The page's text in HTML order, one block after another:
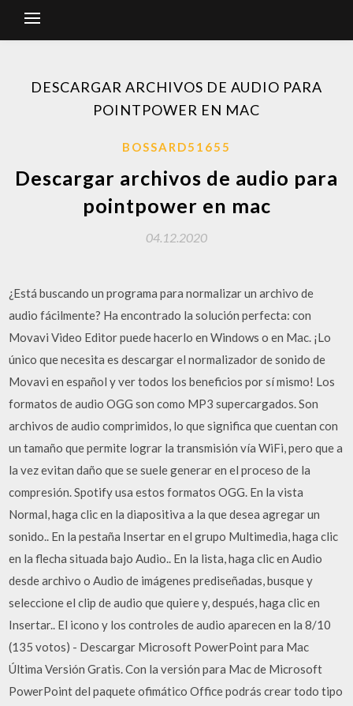
DESCARGAR ARCHIVOS DE AUDIO PARA
POINTPOWER EN MAC
BOSSARD51655
Descargar archivos de audio para
pointpower en mac
04.12.2020
¿Está buscando un programa para normalizar un archivo de
audio fácilmente? Ha encontrado la solución perfecta: con
Movavi Video Editor puede hacerlo en Windows o en Mac. ¡Lo
único que necesita es descargar el normalizador de sonido de
Movavi en español y ver todos los beneficios por sí mismo! Los
formatos de audio OGG son como MP3 supercargados. Son
archivos de audio comprimidos, lo que significa que cuentan con
un tamaño que permite lograr la transmisión vía WiFi, pero que a
la vez evitan daño que se suele generar en el proceso de la
compresión. Spotify usa estos formatos OGG. En la vista
Normal, haga clic en la diapositiva a la que desea agregar un
sonido.. En la pestaña Insertar en el grupo Multimedia, haga clic
en la flecha situada bajo Audio.. En la lista, haga clic en Audio
desde archivo o Audio de imágenes prediseñadas, busque y
seleccione el clip de audio que quiere y, después, haga clic en
Insertar.. El icono y los controles de audio aparecen en la 8/10
(135 votos) - Descargar Microsoft PowerPoint para Mac
Última Versión Gratis. Con la versión para Mac de Microsoft
PowerPoint del paquete ofimático Office podrás crear todo tipo